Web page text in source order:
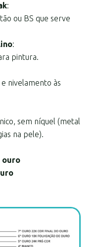
:
ou BS que serve
:
pintura.
nivelamento às
sem níquel (metal
na pele).
ouro